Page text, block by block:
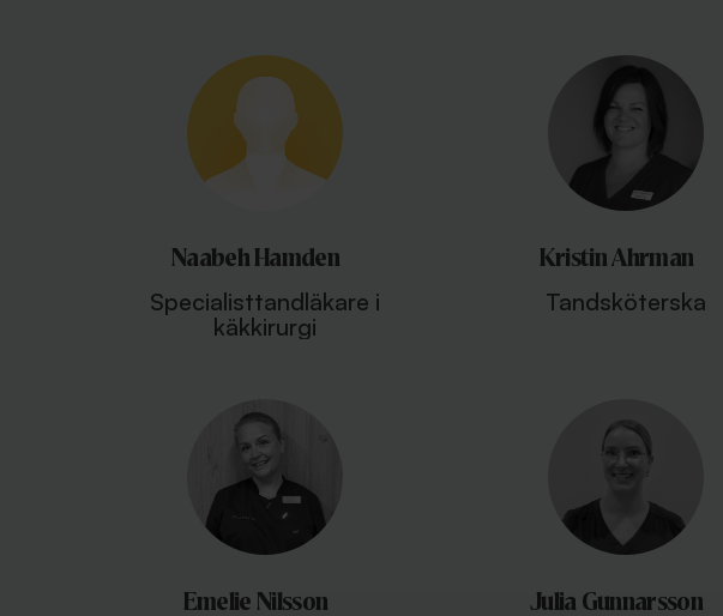
Naabeh Hamden
Specialisttandläkare i
käkkirurgi
Kristin Ahrman
Tandsköterska
Emelie Nilsson Julia Gunnarsson